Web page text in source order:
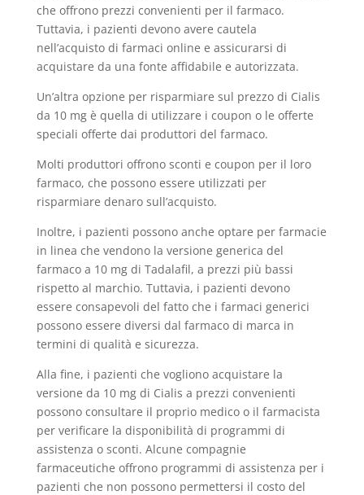
che offrono prezzi convenienti per il farmaco.
Tuttavia, i pazienti devono avere cautela
nell’acquisto di farmaci online e assicurarsi di
acquistare da una fonte affidabile e autorizzata.
Un’altra opzione per risparmiare sul prezzo di Cialis
da 10 mg è quella di utilizzare i coupon o le offerte
speciali offerte dai produttori del farmaco.
Molti produttori offrono sconti e coupon per il loro
farmaco, che possono essere utilizzati per
risparmiare denaro sull’acquisto.
Inoltre, i pazienti possono anche optare per farmacie
in linea che vendono la versione generica del
farmaco a 10 mg di Tadalafil, a prezzi più bassi
rispetto al marchio. Tuttavia, i pazienti devono
essere consapevoli del fatto che i farmaci generici
possono essere diversi dal farmaco di marca in
termini di qualità e sicurezza.
Alla fine, i pazienti che vogliono acquistare la
versione da 10 mg di Cialis a prezzi convenienti
possono consultare il proprio medico o il farmacista
per verificare la disponibilità di programmi di
assistenza o sconti. Alcune compagnie
farmaceutiche offrono programmi di assistenza per i
pazienti che non possono permettersi il costo del